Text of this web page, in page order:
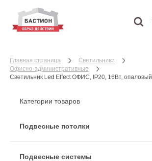
Главная страница
Cветильники
Офисно-административные
Светильник Led Effect ОФИС, IP20, 16Вт, опаловый
Категории товаров
Подвесные потолки
Подвесные системы